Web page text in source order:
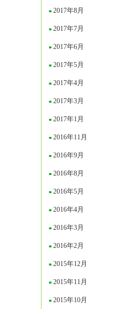
2017年8月
2017年7月
2017年6月
2017年5月
2017年4月
2017年3月
2017年1月
2016年11月
2016年9月
2016年8月
2016年5月
2016年4月
2016年3月
2016年2月
2015年12月
2015年11月
2015年10月